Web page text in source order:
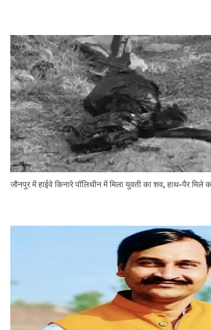
जौनपुर में हाईवे किनारे पॉलिथीन में मिला युवती का शव, हाथ-पैर